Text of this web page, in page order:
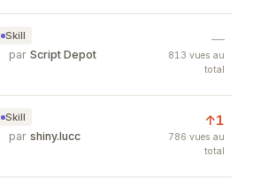
Skill
Lapce — Lightning-Fast Code Editor
Lapce is a high-performance code editor
par Script Depot
—
813 vues au
total
Skill
harvest skill
收割对话中的洞察。回顾当前对话，提取有价值
par shiny.lucc
↑1
786 vues au
total